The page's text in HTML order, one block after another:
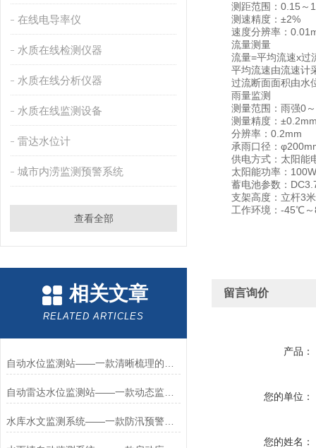
在线电导率仪
水质在线检测仪器
水质在线分析仪器
水质在线监测设备
雷达水位计
城市内涝监测预警系统
查看全部
相关文章
RELATED ARTICLES
水库水文监测系统——一款防汛预警的雨量水位监测站2026+派+送
测距范围：0.15～
测速精度：±2%
速度分辨率：
流量测量
流量=平均流速x过
平均流速由流速计采
过流断面面积由水位
雨量监测
测量范围：雨强0～
测量精度：
分辨率：0.2mm
承雨口径：
供电方式：太阳能
太阳能功率：100W
蓄电池参数：
支架高度：立杆3米
工作环境：-45℃～
留言询价
产品：
您的单位：
您的姓名：